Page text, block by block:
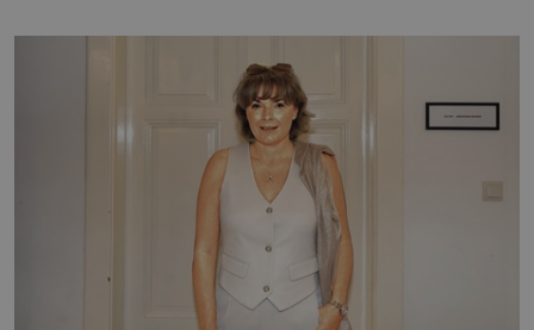
mi knihy, práce a hlavně klid. Hned po studiích jsem